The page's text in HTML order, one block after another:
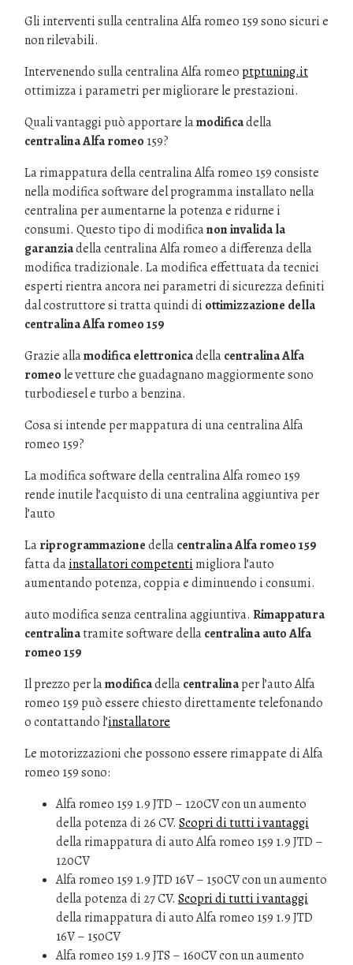
Gli interventi sulla centralina Alfa romeo 159 sono sicuri e
non rilevabili.
Intervenendo sulla centralina Alfa romeoptptuning.it
ottimizza i parametri per migliorare le prestazioni.
Quali vantaggi può apportare lamodificadella
centralina Alfa romeo 159?
La rimappatura della centralina Alfa romeo 159 consiste
nella modifica software del programma installato nella
centralina per aumentarne la potenza e ridurne i
consumi. Questo tipo di modificanon invalida la
garanziadella centralina Alfa romeo a differenza della
modifica tradizionale. La modifica effettuata da tecnici
esperti rientra ancora nei parametri di sicurezza definiti
dal costruttore si tratta quindi di ottimizzazione della
centralina Alfa romeo 159
Grazie allamodifica elettronicadellacentralina Alfa
romeo le vetture che guadagnano maggiormente sono
turbodiesel e turbo a benzina.
Cosa si intende per mappatura di una centralina Alfa
romeo 159?
La modifica software della centralina Alfa romeo 159
rende inutile l’acquisto di una centralina aggiuntiva per
l’auto
Lariprogrammazionedellacentralina Alfa romeo 159
fatta dainstallatori competenti migliora l’auto
aumentando potenza, coppia e diminuendo i consumi.
auto modifica senza centralina aggiuntiva. Rimappatura
centralinatramite software dellacentralina auto Alfa
romeo 159
Il prezzo per lamodificadellacentralinaper l’auto Alfa
romeo 159 può essere chiesto direttamente telefonando
o contattando l’installatore
Le motorizzazioni che possono essere rimappate di Alfa
romeo 159 sono:
Alfa romeo 159 1.9 JTD – 120CV con un aumento
della potenza di 26 CV. Scopri di tutti i vantaggi
della rimappatura di auto Alfa romeo 159 1.9 JTD –
120CV
Alfa romeo 159 1.9 JTD 16V – 150CV con un aumento
della potenza di 27 CV. Scopri di tutti i vantaggi
della rimappatura di auto Alfa romeo 159 1.9 JTD
16V – 150CV
Alfa romeo 159 1.9 JTS – 160CV con un aumento